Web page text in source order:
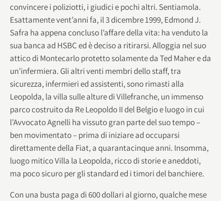
convincere i poliziotti, i giudici e pochi altri. Sentiamola.
Esattamente vent’anni fa, il 3 dicembre 1999, Edmond J.
Safra ha appena concluso l’affare della vita: ha venduto la
sua banca ad HSBC ed è deciso a ritirarsi. Alloggia nel suo
attico di Montecarlo protetto solamente da Ted Maher e da
un’infermiera. Gli altri venti membri dello staff, tra
sicurezza, infermieri ed assistenti, sono rimasti alla
Leopolda, la villa sulle alture di Villefranche, un immenso
parco costruito da Re Leopoldo II del Belgio e luogo in cui
l’Avvocato Agnelli ha vissuto gran parte del suo tempo –
ben movimentato – prima di iniziare ad occuparsi
direttamente della Fiat, a quarantacinque anni. Insomma,
luogo mitico Villa la Leopolda, ricco di storie e aneddoti,
ma poco sicuro per gli standard ed i timori del banchiere.
Con una busta paga di 600 dollari al giorno, qualche mese